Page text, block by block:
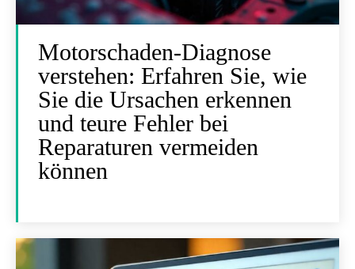
Motorschaden-Diagnose
verstehen: Erfahren Sie, wie
Sie die Ursachen erkennen
und teure Fehler bei
Reparaturen vermeiden
können